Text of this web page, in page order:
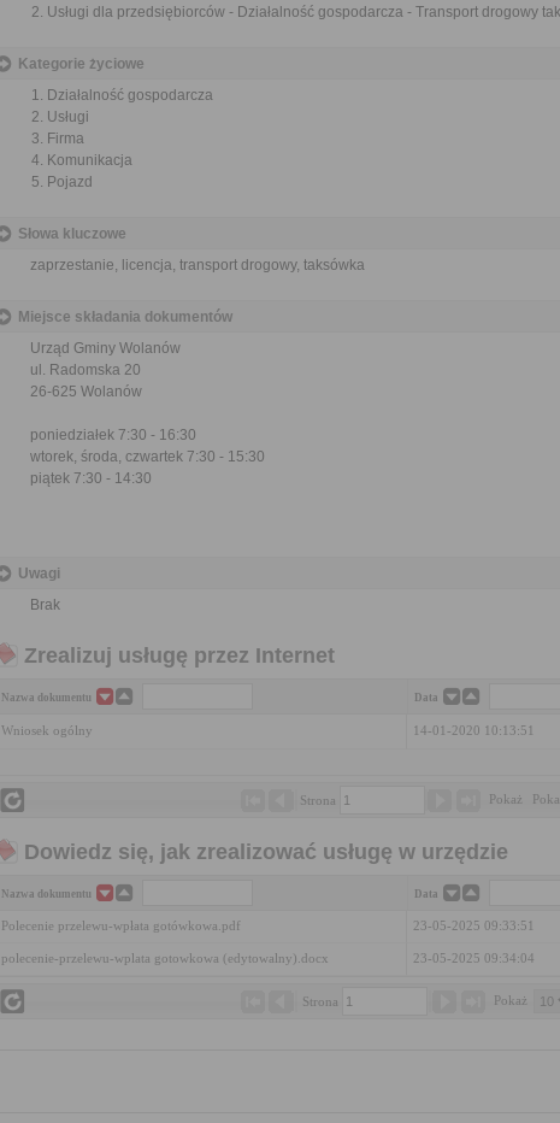
Usługi dla przedsiębiorców - Działalność gospodarcza - Transport drogowy
Kategorie życiowe
Działalność gospodarcza
Usługi
Firma
Komunikacja
Pojazd
Słowa kluczowe
zaprzestanie, licencja, transport drogowy, taksówka
Miejsce składania dokumentów
Urząd Gminy Wolanów
ul. Radomska 20
26-625 Wolanów
poniedziałek 7:30 - 16:30
wtorek, środa, czwartek 7:30 - 15:30
piątek 7:30 - 14:30
Uwagi
Brak
Zrealizuj usługę przez Internet
Nazwa dokumentu Data
Wniosek ogólny 14-01-2020 10:13:51
Strona Pokaż
Dowiedz się, jak zrealizować usługę w urzędzie
Nazwa dokumentu Data
Polecenie przelewu-wpłata gotówkowa.pdf 23-05-2025 09:33:51
polecenie-przelewu-wplata gotowkowa (edytowalny).docx 23-05-2025 09:34:04
Strona Pokaż